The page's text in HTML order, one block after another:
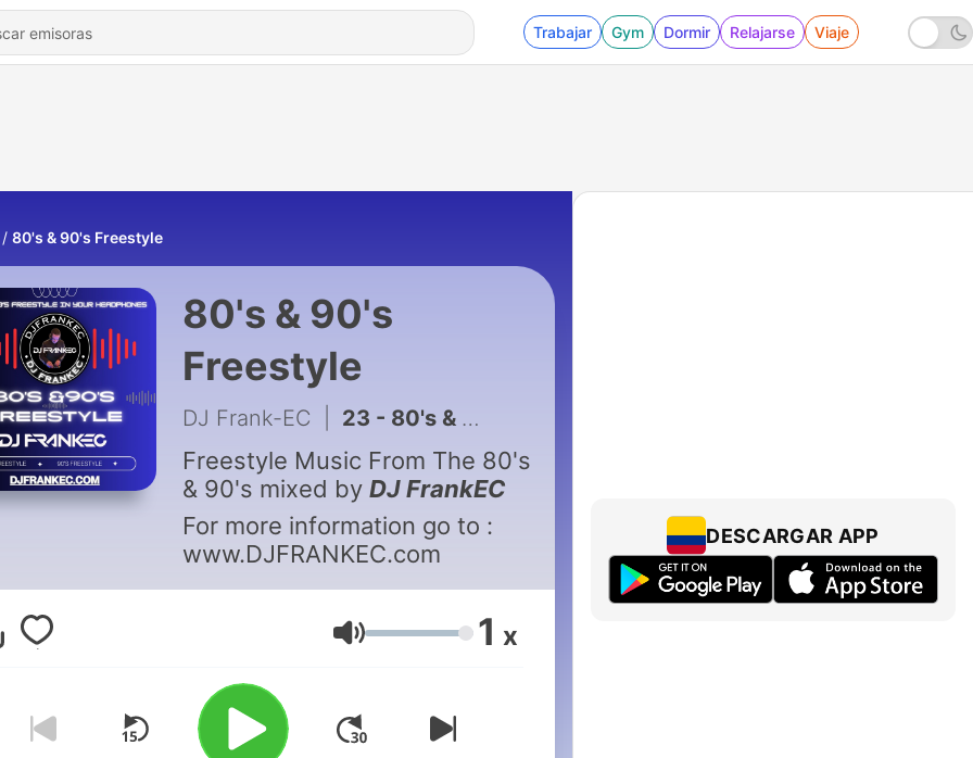
Trabajar Gym Dormir Relajarse Viaje
80's & 90's Freestyle
80's & 90's
Freestyle
DJ Frank-EC 23 - 80's & 90's Freestyle On The “Freestyle Lives” Raid Train by DJ FrankEC (7-21-26)
Freestyle Music From The 80's
& 90's mixed by DJ FrankEC
For more information go to :
www.DJFRANKEC.com
Volumen 1 x
DESCARGAR APP